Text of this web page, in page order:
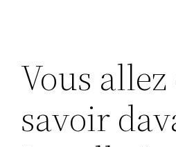
Vous
savoir